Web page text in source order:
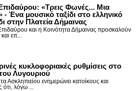
«Τρεις Φωνές... Μια
- Ένα μουσικό ταξίδι στο ελληνικό
στην Πλατεία Δήμαινας
και η Κοινότητα Δήμαινας προσκαλούν
επ...
κυκλοφοριακές ρυθμίσεις στο
Λυγουριού
Ασκληπιείου ενημερώνει κατοίκους και
ότι, λόγω ...